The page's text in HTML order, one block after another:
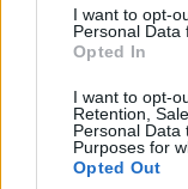
I want to opt-
Personal Data
Opted In
I want to opt-
Retention,
Personal Data
Purposes for
Opted Out
Liget
Krónika
Bihari Napló